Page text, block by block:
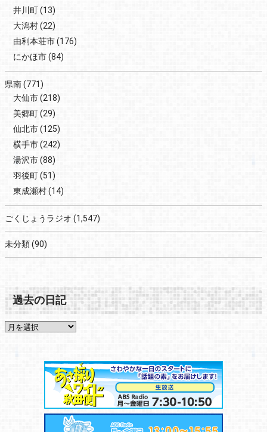
井川町(13)
大潟村(22)
由利本荘市(176)
にかほ市(84)
県南(771)
大仙市(218)
美郷町(29)
仙北市(125)
横手市(242)
湯沢市(88)
羽後町(51)
東成瀬村(14)
ごくじょうラジオ (1,547)
未分類(90)
過去の日記